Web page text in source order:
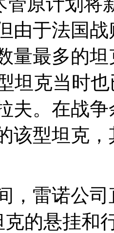
由于法国
量最多的
坦克当时
夫。在战
该型坦克
，雷诺公
克的悬挂和